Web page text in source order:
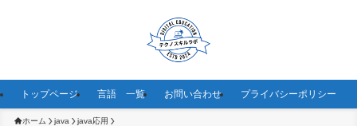
トップページ 言語 一覧 お問い合わせ プライバシーポリシー
ホーム java java応用